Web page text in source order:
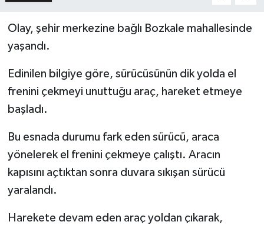
Olay, şehir merkezine bağlı Bozkale mahallesinde
yaşandı.
Edinilen bilgiye göre, sürücüsünün dik yolda el
frenini çekmeyi unuttuğu araç, hareket etmeye
başladı.
Bu esnada durumu fark eden sürücü, araca
yönelerek el frenini çekmeye çalıştı. Aracın
kapısını açtıktan sonra duvara sıkışan sürücü
yaralandı.
Harekete devam eden araç yoldan çıkarak,